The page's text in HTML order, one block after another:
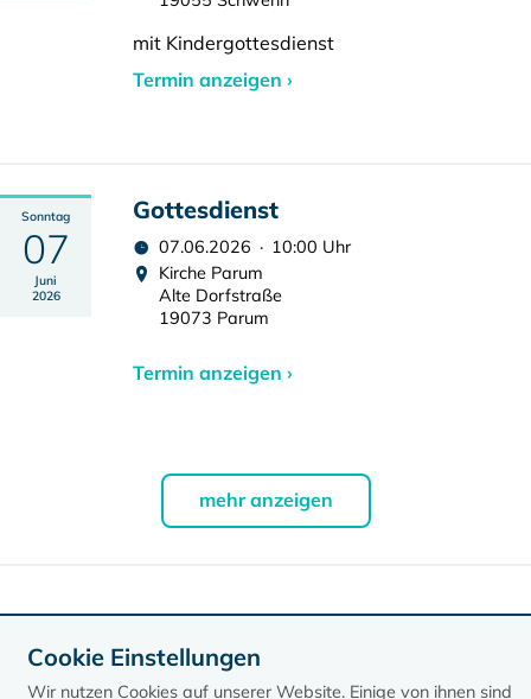
mit Kindergottesdienst
Termin anzeigen ›
Sonntag
07
Juni
2026
Gottesdienst
07.06.2026 · 10:00 Uhr
Kirche Parum
Alte Dorfstraße
19073 Parum
Termin anzeigen ›
mehr anzeigen
Cookie Einstellungen
Wir nutzen Cookies auf unserer Website. Einige von ihnen sind